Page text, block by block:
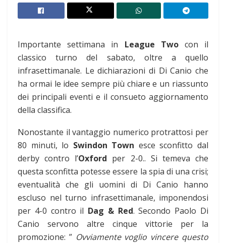
Importante settimana in League Twocon il
classico turno del sabato, oltre a quello
infrasettimanale. Le dichiarazioni di Di Canio che
ha ormai le idee sempre più chiare e un riassunto
dei principali eventi e il consueto aggiornamento
della classifica.
Nonostante il vantaggio numerico protrattosi per
80 minuti, lo Swindon Town esce sconfitto dal
derby contro l’Oxford per 2-0.. Si temeva che
questa sconfitta potesse essere la spia di una crisi;
eventualità che gli uomini di Di Canio hanno
escluso nel turno infrasettimanale, imponendosi
per 4-0 contro il Dag & Red. Secondo Paolo Di
Canio servono altre cinque vittorie per la
promozione: ” Ovviamente voglio vincere questo